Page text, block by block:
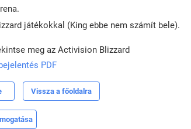
játékokkal (King ebbe nem számít bele).
meg az Activision Blizzard
PDF
Vissza a főoldalra